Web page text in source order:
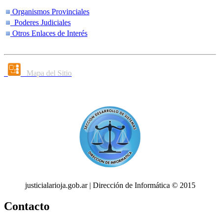
Organismos Provinciales
Poderes Judiciales
Otros Enlaces de Interés
Mapa del Sitio
justicialarioja.gob.ar | Dirección de Informática © 2015
Contacto